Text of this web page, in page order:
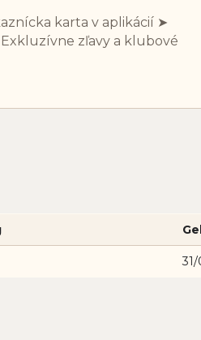
karta v aplikácií ➤
zľavy a klubové